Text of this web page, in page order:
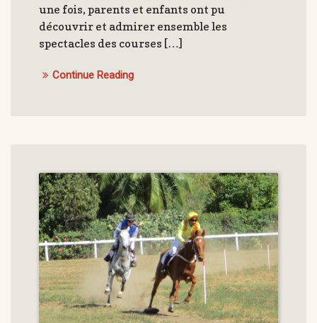
une fois, parents et enfants ont pu
découvrir et admirer ensemble les
spectacles des courses […]
Continue Reading